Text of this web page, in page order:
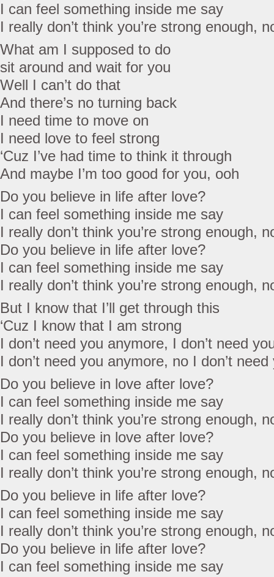
I can feel something inside me say
I really don’t think you’re strong enough,
What am I supposed to do
sit around and wait for you
Well I can’t do that
And there’s no turning back
I need time to move on
I need love to feel strong
‘Cuz I’ve had time to think it through
And maybe I’m too good for you, ooh
Do you believe in life after love?
I can feel something inside me say
I really don’t think you’re strong enough,
Do you believe in life after love?
I can feel something inside me say
I really don’t think you’re strong enough,
But I know that I’ll get through this
‘Cuz I know that I am strong
I don’t need you anymore, I don’t need
I don’t need you anymore, no I don’t
Do you believe in love after love?
I can feel something inside me say
I really don’t think you’re strong enough,
Do you believe in love after love?
I can feel something inside me say
I really don’t think you’re strong enough,
Do you believe in life after love?
I can feel something inside me say
I really don’t think you’re strong enough,
Do you believe in life after love?
I can feel something inside me say